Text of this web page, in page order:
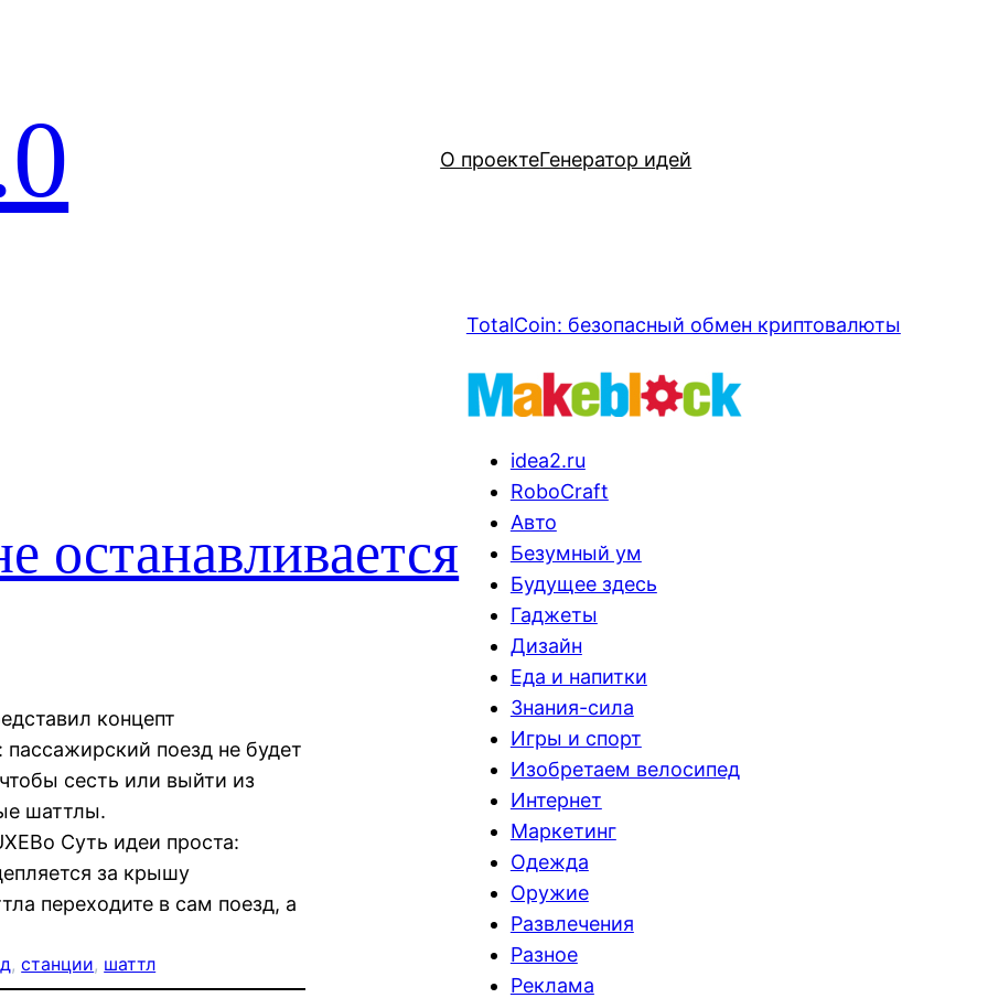
О проектеГенератор идей
останавливается
концепт
поезд не будет
сесть или выйти из
шаттлы.
Суть идеи проста:
за крышу
переходите в сам поезд, а
, станции, шаттл
TotalCoin: безопасный обмен криптовалюты
idea2.ru
RoboCraft
Авто
Безумный ум
Будущее здесь
Гаджеты
Дизайн
Еда и напитки
Знания-сила
Игры и спорт
Изобретаем велосипед
Интернет
Маркетинг
Одежда
Оружие
Развлечения
Разное
Реклама